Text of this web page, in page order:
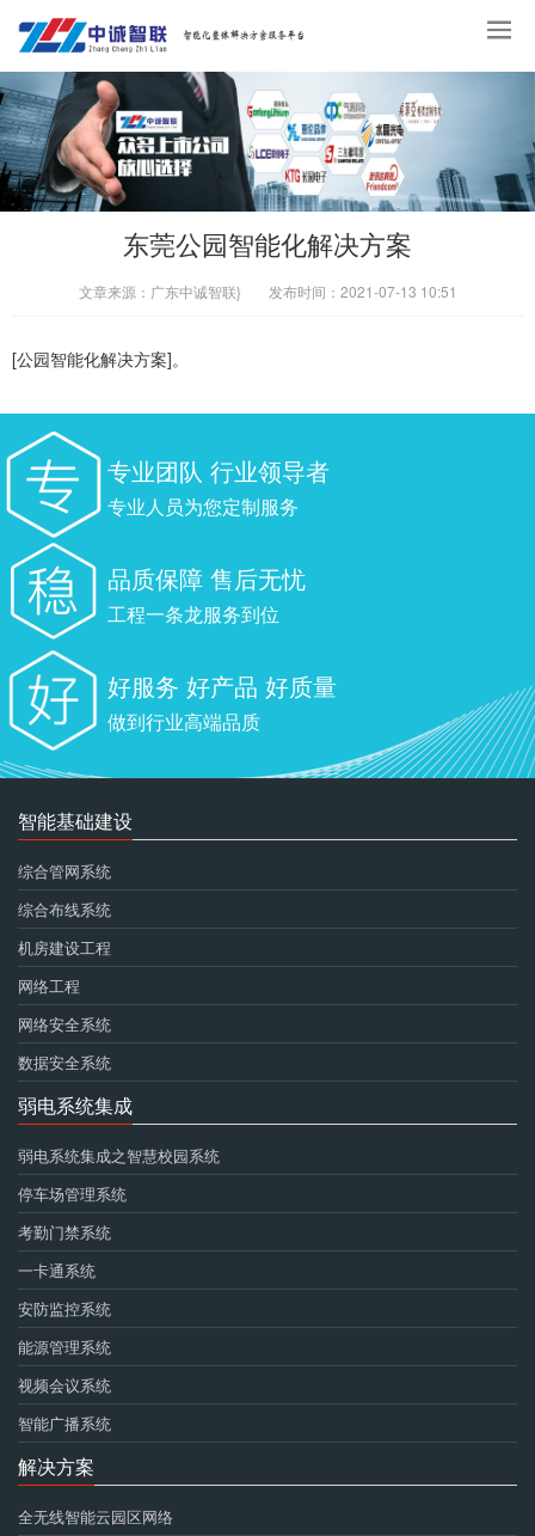
东莞公园智能化解决方案
文章来源： 广东中诚智联} 发布时间： 2021-07-13 10:51
[公园智能化解决方案]。
专业团队 行业领导者
专业人员为您定制服务
品质保障 售后无忧
工程一条龙服务到位
好服务 好产品 好质量
做到行业高端品质
智能基础建设
综合管网系统
综合布线系统
机房建设工程
网络工程
网络安全系统
数据安全系统
弱电系统集成
弱电系统集成之智慧校园系统
停车场管理系统
考勤门禁系统
一卡通系统
安防监控系统
能源管理系统
视频会议系统
智能广播系统
解决方案
全无线智能云园区网络